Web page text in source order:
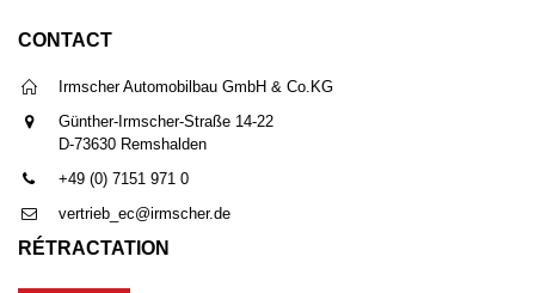
CONTACT
Irmscher Automobilbau GmbH & Co.KG
Günther-Irmscher-Straße 14-22
D-73630 Remshalden
+49 (0) 7151 971 0
vertrieb_ec@irmscher.de
RÉTRACTATION